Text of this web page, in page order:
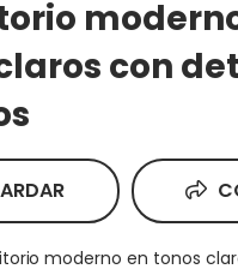
con
moderno en tonos